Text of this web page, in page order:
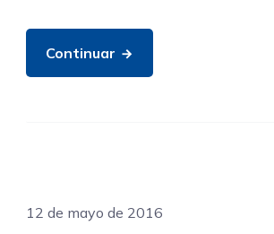
Continuar
General,Movilidad
12 de mayo de 2016